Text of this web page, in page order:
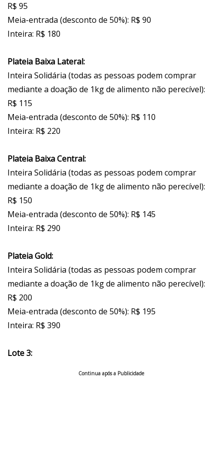
R$ 95
Meia-entrada (desconto de 50%): R$ 90
Inteira: R$ 180
Plateia Baixa Lateral:
Inteira Solidária (todas as pessoas podem comprar
mediante a doação de 1kg de alimento não perecível):
R$ 115
Meia-entrada (desconto de 50%): R$ 110
Inteira: R$ 220
Plateia Baixa Central:
Inteira Solidária (todas as pessoas podem comprar
mediante a doação de 1kg de alimento não perecível):
R$ 150
Meia-entrada (desconto de 50%): R$ 145
Inteira: R$ 290
Plateia Gold:
Inteira Solidária (todas as pessoas podem comprar
mediante a doação de 1kg de alimento não perecível):
R$ 200
Meia-entrada (desconto de 50%): R$ 195
Inteira: R$ 390
Lote 3:
Continua após a Publicidade